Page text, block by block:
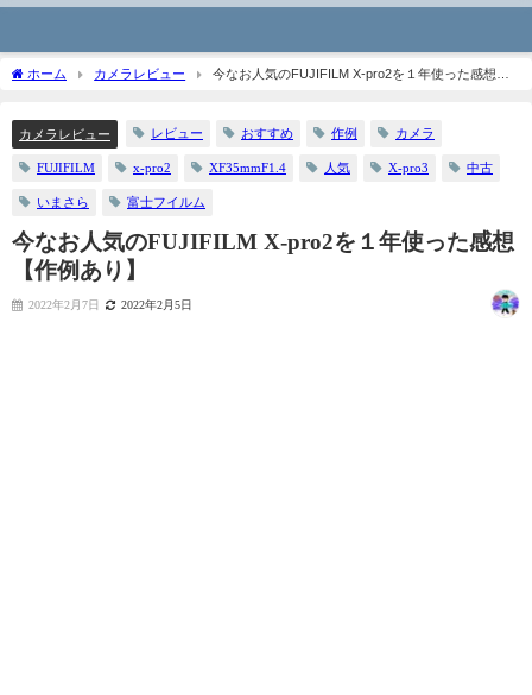
ホーム カメラレビュー
今なお人気のFUJIFILM X-pro2を１年使った感想
カメラレビュー レビュー おすすめ 作例 カメラ
FUJIFILM x-pro2 XF35mmF1.4 人気 X-pro3 中古
いまさら 富士フイルム
今なお人気のFUJIFILM X-pro2を１年使った感想
【作例あり】
2022年2月7日 2022年2月5日